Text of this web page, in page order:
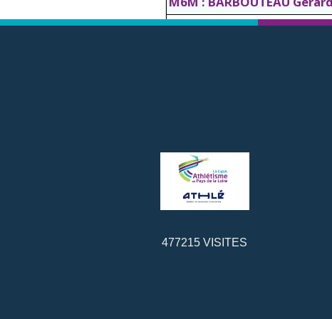
M7M : BERTRON Alain
477215 VISITES